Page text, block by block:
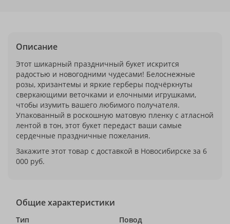
Описание
Этот шикарный праздничный букет искрится
радостью и новогодними чудесами! Белоснежные
розы, хризантемы и яркие герберы подчёркнуты
сверкающими веточками и елочными игрушками,
чтобы изумить вашего любимого получателя.
Упакованный в роскошную матовую пленку с атласной
лентой в тон, этот букет передаст ваши самые
сердечные праздничные пожелания.
Закажите этот товар с доставкой в Новосибирске за 6
000 руб.
Общие характеристики
Тип
Повод